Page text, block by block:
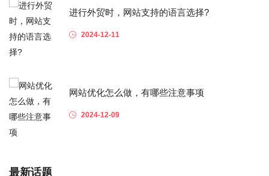
进行外贸时，网站支持的语言选择?
2024-12-11
网站优化怎么做，有哪些注意事项
2024-12-09
最新话题